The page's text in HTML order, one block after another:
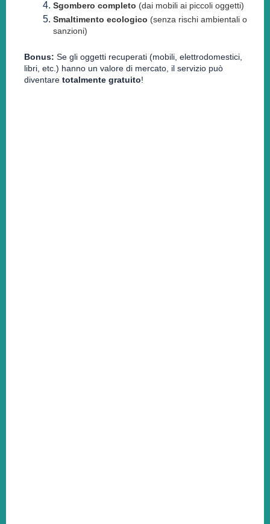
Sgombero completo (dai mobili ai piccoli oggetti)
Smaltimento ecologico (senza rischi ambientali o
sanzioni)
Bonus: Se gli oggetti recuperati (mobili, elettrodomestici,
libri, etc.) hanno un valore di mercato, il servizio può
diventare totalmente gratuito!